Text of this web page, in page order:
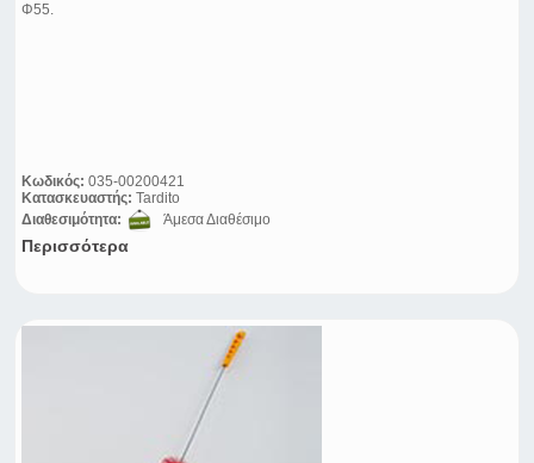
Φ55.
Κωδικός: 035-00200421
Κατασκευαστής: Tardito
Διαθεσιμότητα:
Άμεσα Διαθέσιμο
Περισσότερα